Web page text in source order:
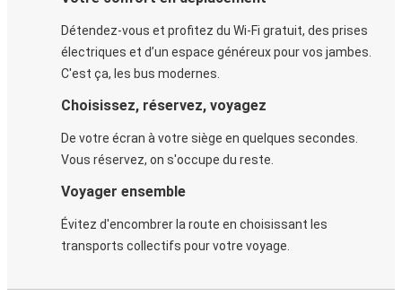
Détendez-vous et profitez du Wi-Fi gratuit, des prises
électriques et d’un espace généreux pour vos jambes.
C'est ça, les bus modernes.
Choisissez, réservez, voyagez
De votre écran à votre siège en quelques secondes.
Vous réservez, on s'occupe du reste.
Voyager ensemble
Évitez d'encombrer la route en choisissant les
transports collectifs pour votre voyage.